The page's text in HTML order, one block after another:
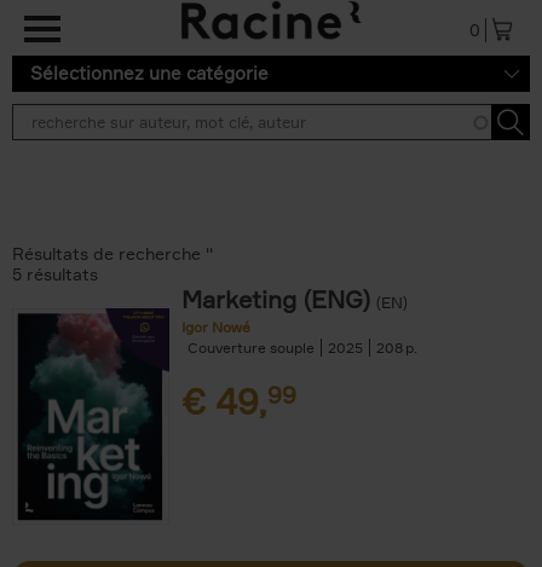
Aller au contenu principal
0
Sélectionnez une catégorie
Résultats de recherche ''
5 résultats
Marketing (ENG) (EN)
Igor Nowé
Couverture souple
2025 208
€ 49,99